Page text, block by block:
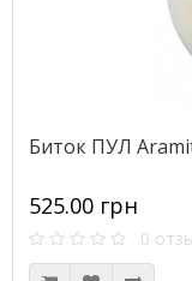
Биток ПУЛ
525.00 грн
0